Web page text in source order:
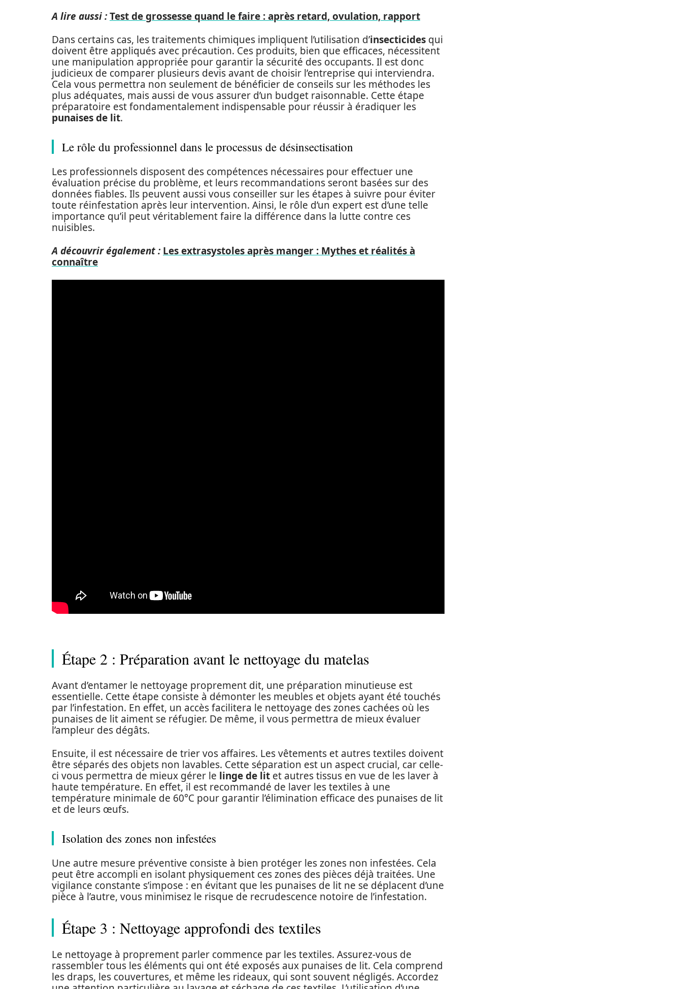
A lire aussi :Test de grossesse quand le faire : après retard, ovulation, rapport
Dans certains cas, les traitements chimiques impliquent l’utilisation d’insecticides qui
doivent être appliqués avec précaution. Ces produits, bien que efficaces, nécessitent
une manipulation appropriée pour garantir la sécurité des occupants. Il est donc
judicieux de comparer plusieurs devis avant de choisir l’entreprise qui interviendra.
Cela vous permettra non seulement de bénéficier de conseils sur les méthodes les
plus adéquates, mais aussi de vous assurer d’un budget raisonnable. Cette étape
préparatoire est fondamentalement indispensable pour réussir à éradiquer les
punaises de lit.
Le rôle du professionnel dans le processus de désinsectisation
Les professionnels disposent des compétences nécessaires pour effectuer une
évaluation précise du problème, et leurs recommandations seront basées sur des
données fiables. Ils peuvent aussi vous conseiller sur les étapes à suivre pour éviter
toute réinfestation après leur intervention. Ainsi, le rôle d’un expert est d’une telle
importance qu’il peut véritablement faire la différence dans la lutte contre ces
nuisibles.
A découvrir également : Les extrasystoles après manger : Mythes et réalités à
connaître
Étape 2 : Préparation avant le nettoyage du matelas
Avant d’entamer le nettoyage proprement dit, une préparation minutieuse est
essentielle. Cette étape consiste à démonter les meubles et objets ayant été touchés
par l’infestation. En effet, un accès facilitera le nettoyage des zones cachées où les
punaises de lit aiment se réfugier. De même, il vous permettra de mieux évaluer
l’ampleur des dégâts.
Ensuite, il est nécessaire de trier vos affaires. Les vêtements et autres textiles doivent
être séparés des objets non lavables. Cette séparation est un aspect crucial, car celle-
ci vous permettra de mieux gérer le linge de lit et autres tissus en vue de les laver à
haute température. En effet, il est recommandé de laver les textiles à une
température minimale de 60°C pour garantir l’élimination efficace des punaises de lit
et de leurs œufs.
Isolation des zones non infestées
Une autre mesure préventive consiste à bien protéger les zones non infestées. Cela
peut être accompli en isolant physiquement ces zones des pièces déjà traitées. Une
vigilance constante s’impose : en évitant que les punaises de lit ne se déplacent d’une
pièce à l’autre, vous minimisez le risque de recrudescence notoire de l’infestation.
Étape 3 : Nettoyage approfondi des textiles
Le nettoyage à proprement parler commence par les textiles. Assurez-vous de
rassembler tous les éléments qui ont été exposés aux punaises de lit. Cela comprend
les draps, les couvertures, et même les rideaux, qui sont souvent négligés. Accordez